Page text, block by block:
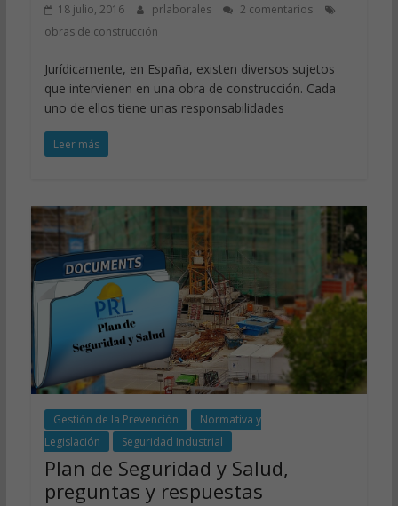
18 julio, 2016 prlaborales
2 comentarios
obras de construcción
Jurídicamente, en España, existen diversos sujetos
que intervienen en una obra de construcción. Cada
uno de ellos tiene unas responsabilidades
Leer más
Gestión de la Prevención
Normativa y
Legislación
Seguridad Industrial
Plan de Seguridad y Salud,
preguntas y respuestas